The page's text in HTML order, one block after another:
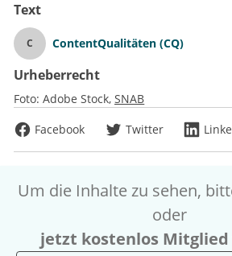
Text
C ContentQualitäten (CQ)
Urheberrecht
Foto: Adobe Stock SNAB
Facebook
Twitter
Um die Inhalte zu sehen,
oder
jetzt kostenlos